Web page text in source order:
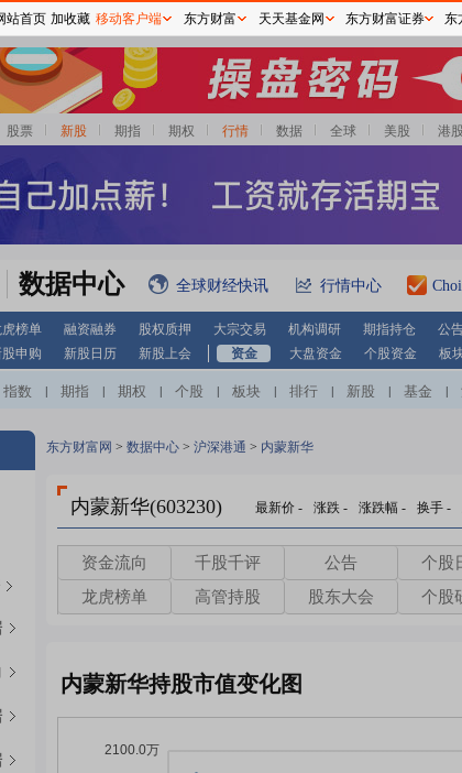
股票 新股 期指 期权 行情 数据 全球 美股 港股
数据中心 全球财经快讯 行情中心
榜单 融资融券 股权质押 大宗交易 机构调研 期指持仓 公
股申购 新股日历 新股上会 资金 大盘资金 个股资金 板
指数 期指 期权 个股 板块 排行 新股 基金
东方财富网 > 数据中心 > 沪深港通 > 内蒙新华
内蒙新华(603230) 最新价 - 涨跌 - 涨跌幅 - 换手 -
资金流向 千股千评 公告 个股
龙虎榜单
高管持股 股东大会 个股
内蒙新华持股市值变化图
站首页 加收藏 移动客户端 东方财富 天天基金网 东方财富证券 东